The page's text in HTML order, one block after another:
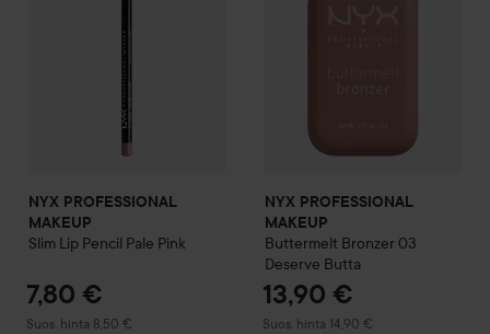
NYX PROFESSIONAL
MAKEUP
Slim Lip Pencil Pale Pink
7,80 €
Suos. hinta 8,50 €
Suositeltu hinta 8,50 €
NYX PROFESSIONAL
MAKEUP
Buttermelt Bronzer 03
Deserve Butta
13,90 €
Suos. hinta 14,90 €
Suositeltu hinta 14,90 €